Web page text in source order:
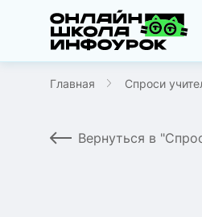
Главная Спроси
Вернуться в